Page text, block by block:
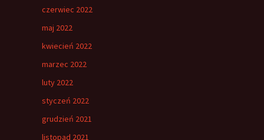
czerwiec 2022
maj 2022
kwiecień 2022
marzec 2022
luty 2022
styczeń 2022
grudzień 2021
listopad 2021